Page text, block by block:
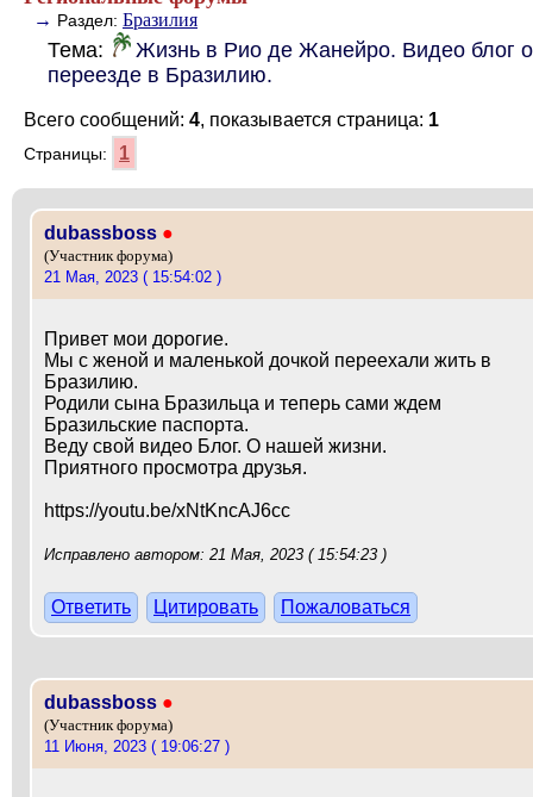
→ Раздел: Бразилия
Тема:
Жизнь в Рио де Жанейро. Видео блог о
переезде в Бразилию.
Всего сообщений: 4, показывается страница: 1
Страницы: 1
dubassboss ●
(Участник форума)
21 Мая, 2023 ( 15:54:02 )
Привет мои дорогие.
Мы с женой и маленькой дочкой переехали жить в
Бразилию.
Родили сына Бразильца и теперь сами ждем
Бразильские паспорта.
Веду свой видео Блог. О нашей жизни.
Приятного просмотра друзья.
https://youtu.be/xNtKncAJ6cc
Исправлено автором: 21 Мая, 2023 ( 15:54:23 )
Ответить Цитировать Пожаловаться
dubassboss ●
(Участник форума)
11 Июня, 2023 ( 19:06:27 )